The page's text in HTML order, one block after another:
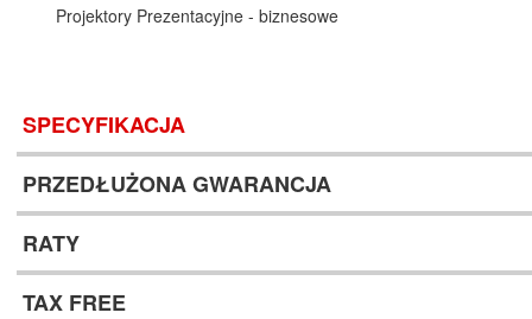
Projektory Prezentacyjne - biznesowe
SPECYFIKACJA
PRZEDŁUŻONA GWARANCJA
RATY
TAX FREE